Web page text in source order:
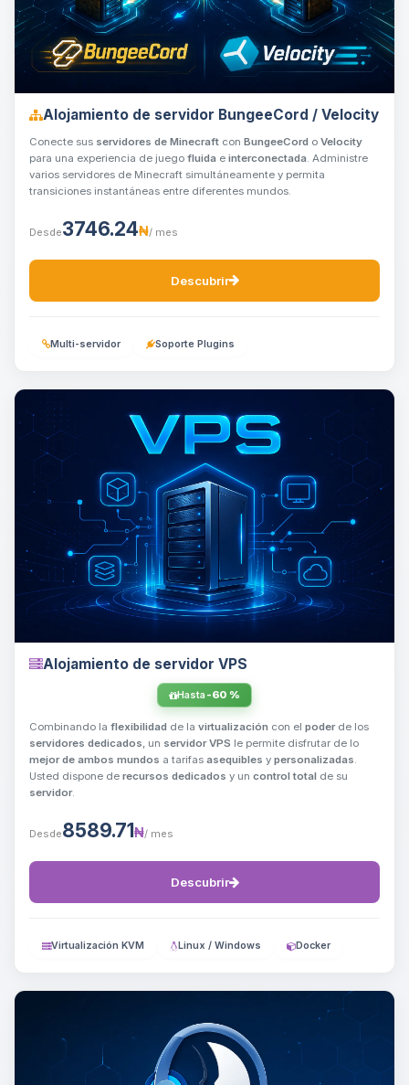
Alojamiento de servidor BungeeCord / Velocity
Conecte sus servidores de Minecraft con BungeeCord o Velocity
para una experiencia de juego fluida e interconectada. Administre
varios servidores de Minecraft simultáneamente y permita
transiciones instantáneas entre diferentes mundos.
Desde3746.24₦/ mes
Descubrir
Multi-servidor Soporte Plugins
Alojamiento de servidor VPS
Hasta -60 %
Combinando la flexibilidad de la virtualización con el poderde los
servidores dedicados, un servidor VPS le permite disfrutar de lo
mejor de ambos mundos a tarifas asequibles y personalizadas.
Usted dispone de recursos dedicados y un control total de su
servidor.
Desde8589.71 ₦/ mes
Descubrir
Virtualización KVM Linux / Windows Docker